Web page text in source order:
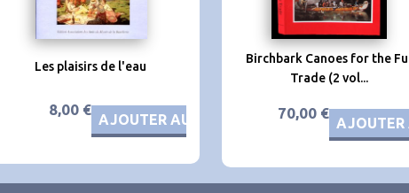
Les plaisirs de l'eau
8,00 €
AJOUTER AU PANIER
Birchbark Canoes for the
Trade (2 vol...
70,00 €
AJOUTER